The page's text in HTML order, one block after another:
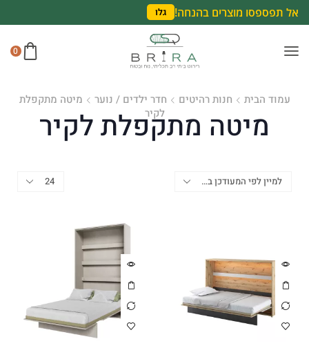
אל תפספסו מוצרים בהנחה! גלו
0
עמוד הבית חנות רהיטים חדר ילדים / נוער
מיטה מתקפלת
לקיר
מיטה מתקפלת לקיר